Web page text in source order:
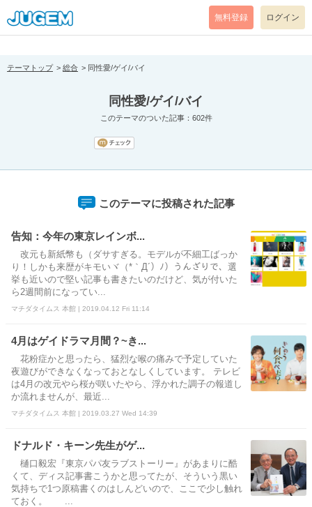
[pear_error: message="Success" code=0 mode=return level=notice
prefix="" info=""]
無料登録 ログイン
テーマトップ 総合 同性愛/ゲイ/バイ
同性愛/ゲイ/バイ
このテーマのついた記事：602件
このテーマに投稿された記事
告知：今年の東京レインボ...
改元も新紙幣も（ダサすぎる。モデルが不細工ばっか
り！しかも来歴がキモいヾ（*｀Д´）ﾉ）うんざりで、選
挙も近いので堅い記事も書きたいのだけど、気が付いた
ら2週間前になってい...
マチダタイムス 本館 | 2019.04.12 Fri 11:14
4月はゲイドラマ月間？~き...
花粉症かと思ったら、猛烈な喉の痛みで予定していた
夜遊びができなくなっておとなしくしています。 テレビ
は4月の改元やら桜が咲いたやら、浮かれた調子の報道し
か流れませんが、最近...
マチダタイムス 本館 | 2019.03.27 Wed 14:39
ドナルド・キーン先生がゲ...
樋口毅宏『東京パパ友ラブストーリー』があまりに酷
くて、ディス記事書こうかと思ってたが、そういう黒い
気持ちで1つ原稿書くのはしんどいので、ここで少し触れ
ておく。 ...